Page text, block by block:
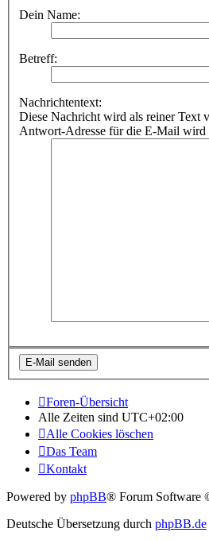
Dein Name:
Betreff:
Nachrichtentext:
Diese Nachricht wird als reiner Text
Antwort-Adresse für die E-Mail wird
Foren-Übersicht
Alle Zeiten sind UTC+02:00
Alle Cookies löschen
Das Team
Kontakt
Powered by phpBB® Forum Software
Deutsche Übersetzung durch phpBB.de